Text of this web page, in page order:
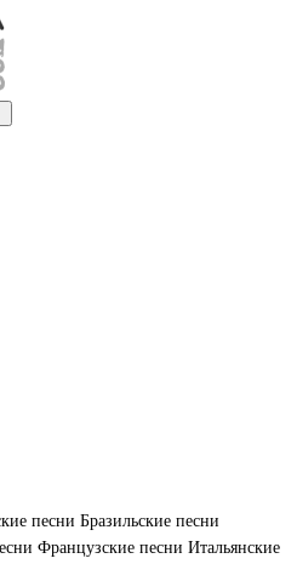
песни Бразильские песни
Французские песни Итальянские